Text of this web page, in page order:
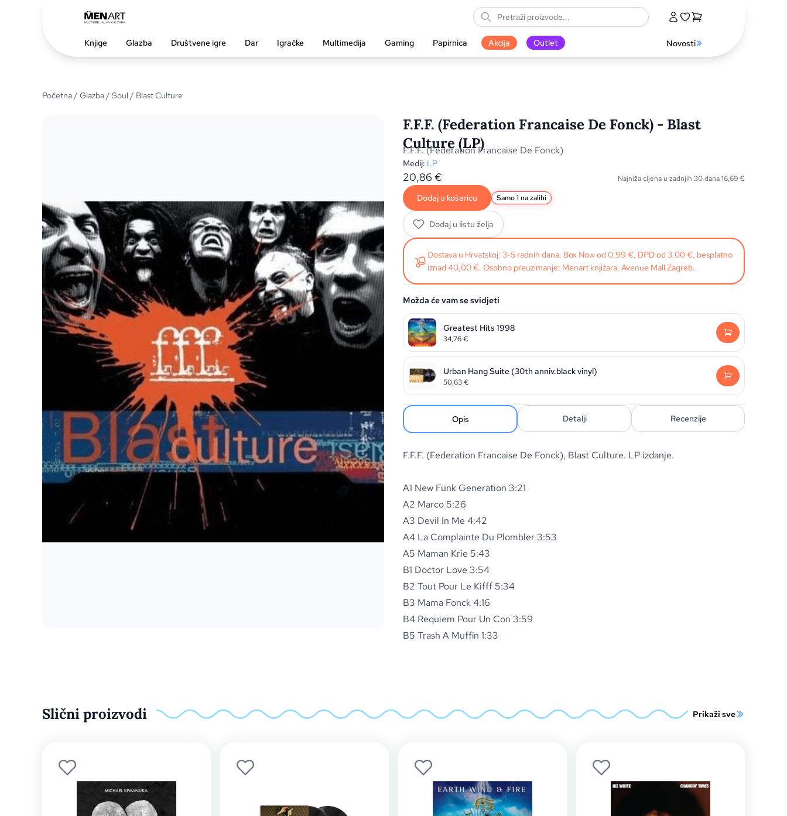
Knjige Glazba Društvene igre Dar Igračke Multimedija Gaming Papirnica Akcija Outlet Novosti
Početna/ Glazba/ Soul / Blast Culture
F.F.F. (Federation Francaise De Fonck) - Blast
Culture (LP)
F.F.F. (Federation Francaise De Fonck)
Medij: LP
20,86 € Najniža cijena u zadnjih 30 dana16,69€
Dodaj u košaricu Samo 1 na zalihi
Dodaj u listu želja
Dostava u Hrvatskoj: 3-5 radnih dana. Box Now od 0,99 €, DPD od 3,00 €, besplatno
iznad 40,00 €. Osobno preuzimanje: Menart knjižara, Avenue Mall Zagreb.
Možda će vam se svidjeti
Greatest Hits 1998
34,76€
Urban Hang Suite (30th anniv.black vinyl)
50,63€
Opis Detalji Recenzije
F.F.F. (Federation Francaise De Fonck), Blast Culture. LP izdanje.
A1 New Funk Generation 3:21
A2 Marco 5:26
A3 Devil In Me 4:42
A4 La Complainte Du Plombler 3:53
A5 Maman Krie 5:43
B1 Doctor Love 3:54
B2 Tout Pour Le Kifff 5:34
B3 Mama Fonck 4:16
B4 Requiem Pour Un Con 3:59
B5 Trash A Muffin 1:33
Slični proizvodi Prikaži sve